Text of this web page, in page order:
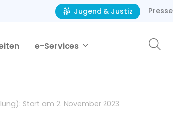
Jugend & Justiz Presse
e-Services
Start am 2. November 2023